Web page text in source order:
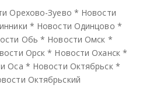
Орехово-Зуево * Новости
* Новости Одинцово *
Обь * Новости Омск *
Орск * Новости Оханск *
Оса * Новости Октябрьск *
Октябрьский